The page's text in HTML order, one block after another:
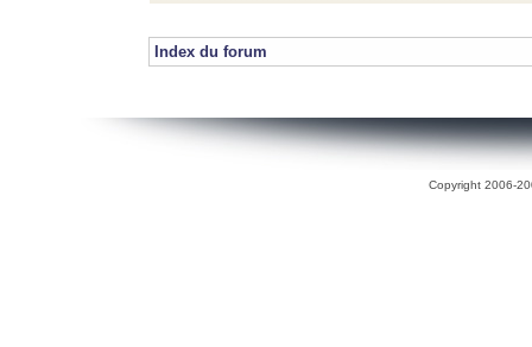
Index du forum
Copyright 2006-